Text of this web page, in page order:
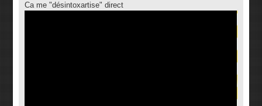
a
Ca me "désintoxartise" direct